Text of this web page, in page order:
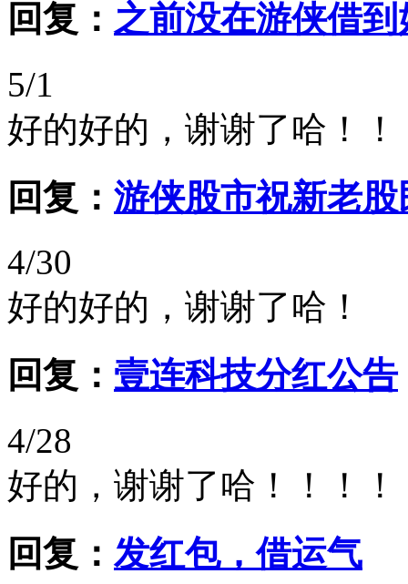
回复： 之前没在游侠借到
5/1
好的好的，谢谢了哈！！
回复： 游侠股市祝新老
4/30
好的好的，谢谢了哈！
回复： 壹连科技分红公告
4/28
好的，谢谢了哈！！！！
回复： 发红包，借运气